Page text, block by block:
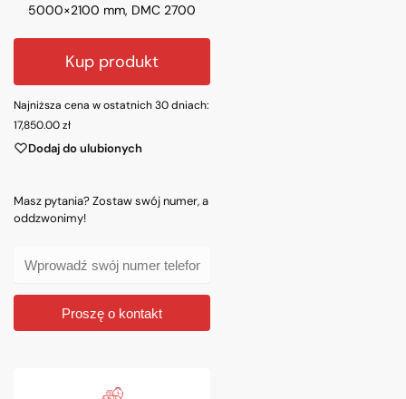
5000×2100 mm, DMC 2700
Kup produkt
Najniższa cena w ostatnich 30 dniach:
17,850.00zł
Dodaj do ulubionych
Masz pytania? Zostaw swój numer, a
oddzwonimy!
Proszę o kontakt